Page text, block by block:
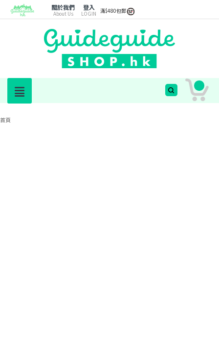
關於我們
About Us
登入
LOGIN 滿$480包郵
首頁